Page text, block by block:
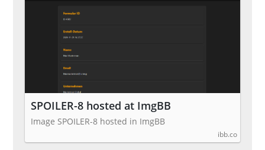
SPOILER-8 hosted at ImgBB
Image SPOILER-8 hosted in ImgBB
ibb.co